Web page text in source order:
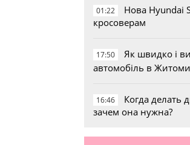
01:22
Нова Hyundai
кросоверам
17:50
Як швидко і
автомобіль в
16:46
Когда делать
зачем она нужна?